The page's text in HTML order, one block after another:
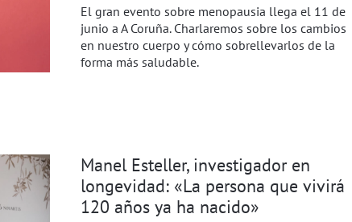
El gran evento sobre menopausia llega el 11 de
junio a A Coruña. Charlaremos sobre los cambios
en nuestro cuerpo y cómo sobrellevarlos de la
forma más saludable.
Manel Esteller, investigador en
longevidad: «La persona que vivirá
120 años ya ha nacido»